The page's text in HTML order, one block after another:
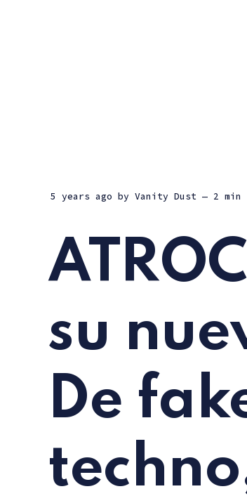
5 years ago by Vanity Dust — 2 min
su
De